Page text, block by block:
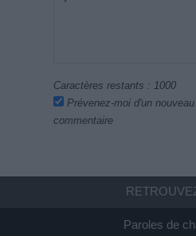
Caractères restants : 1000
Prévenez-moi d'un nouveau
commentaire
Paroles de